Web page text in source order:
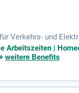
Verkehrs- und
Anlagen, wie
Verkehrstechnik
von
Arbeitszeiten |
weitere Benefits